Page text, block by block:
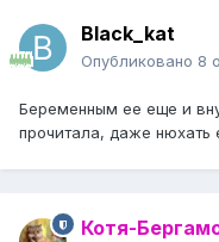
Black_kat
Опубликовано 8
Беременным ее еще и
прочитала, даже нюхать
Котя-